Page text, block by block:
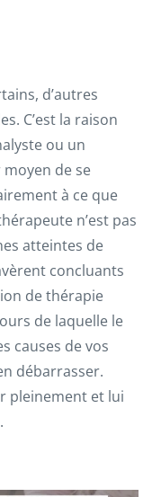
d’autres
C’est la raison
ou un
de se
à ce que
n’est pas
atteintes de
concluants
de thérapie
de laquelle le
causes de vos
débarrasser.
pleinement et lui